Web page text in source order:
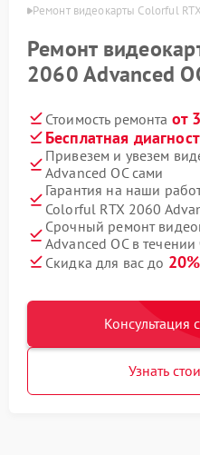
Ремонт видеокарты Colorful
Ремонт
2060 Advanced
Стоимость ремонта от
Бесплатная
Привезем и увезем
Advanced OC сами
Гарантия на наши
Colorful RTX 2060
Срочный ремонт
Advanced OC в течении
Скидка для вас до 20%
Консультация
Узнать